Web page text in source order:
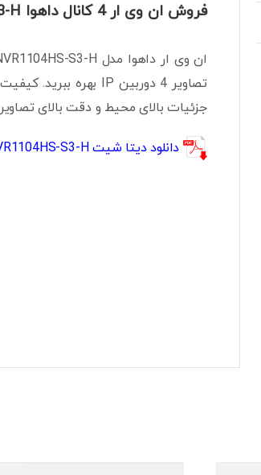
فروش ان وی ار 4 کانال داهوا DHI-NVR1104HS-S3-H
جزئیات بالای محیط و دقت بالای
دانلود دیتا شیت DHI-NVR1104HS-S3-H